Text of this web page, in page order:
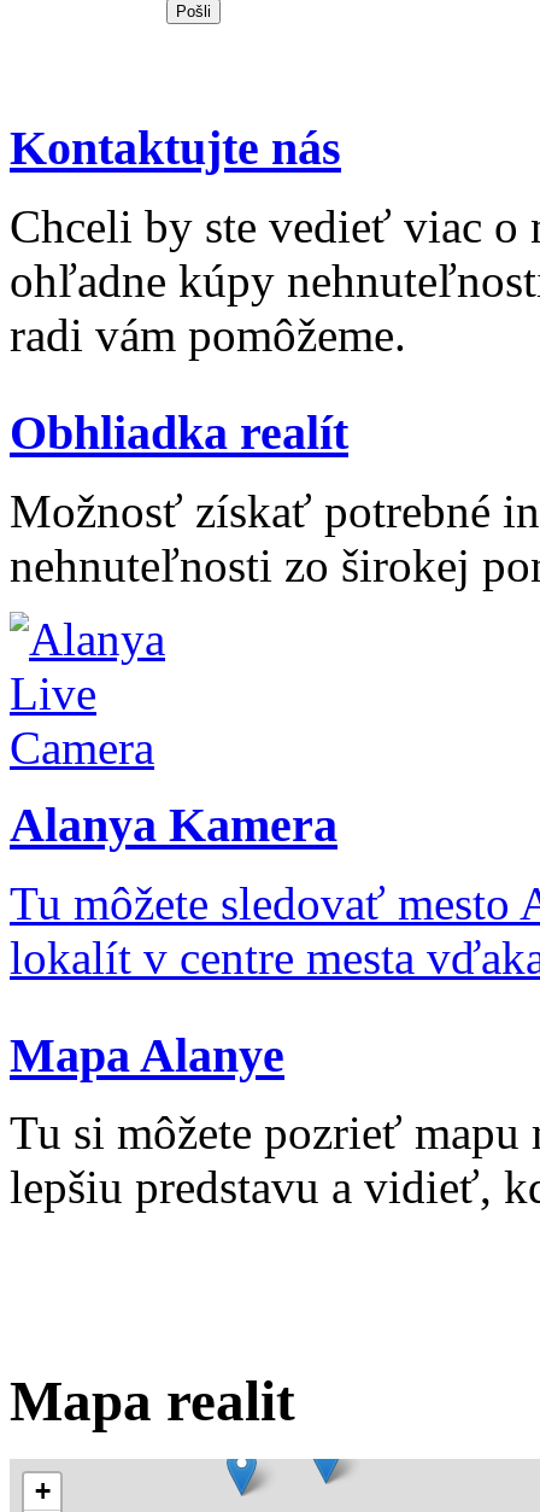
Kontaktujte nás
Chceli by ste vedieť viac o
ohľadne kúpy
radi vám pomôžeme.
Obhliadka realít
Možnosť získať potrebné
nehnuteľnosti zo širokej
Alanya Kamera
Tu môžete sledovať mesto
lokalít v centre mesta
Mapa Alanye
Tu si môžete pozrieť
lepšiu predstavu a vidieť,
Mapa realit
+